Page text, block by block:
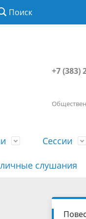
Поиск
+7 (383)
История
Сессии
Порядок
гражданами
Сведения о
имуществе,
слушания
Наша